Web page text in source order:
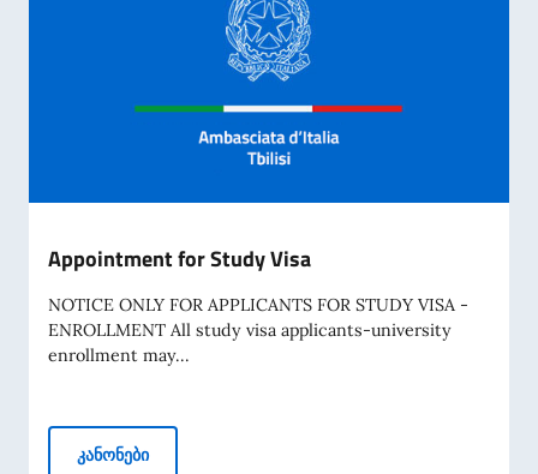
Appointment for Study Visa
NOTICE ONLY FOR APPLICANTS FOR STUDY VISA -
ENROLLMENT All study visa applicants-university
enrollment may...
კანონებიAppointment for Study Visa